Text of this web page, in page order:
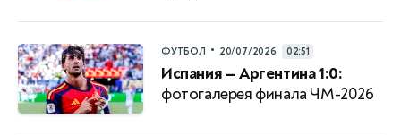
ФУТБОЛ • 20/07/2026 02:51
Испания — Аргентина 1:0:
фотогалерея финала ЧМ-2026